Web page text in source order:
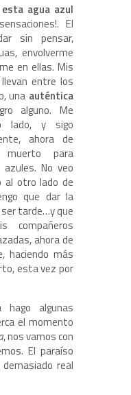
agua azul
El
sin pensar,
envolverme
en ellas. Mis
entre los
una auténtica
alguno. Me
lado, y sigo
ahora de
muerto para
No veo
al otro lado de
que dar la
tarde…y que
compañeros
ahora de
haciendo más
esta vez por
algunas
el momento
, nos vamos con
El paraíso
real